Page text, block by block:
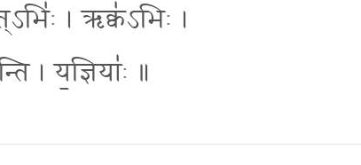
। ऋक्व॑ऽभिः ।
। य॒ज्ञियाः॑ ॥